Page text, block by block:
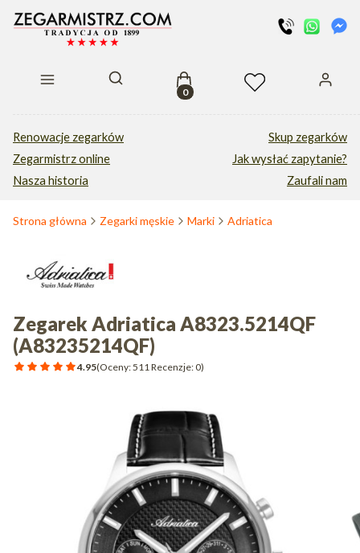
Otwórz wyszukiwarkęProdukty w koszyku: 0. Zobacz
Renowacje zegarków
Zegarmistrz online
Nasza historia
Skup zegarków
Jak wysłać zapytanie?
Zaufali nam
Strona główna Zegarki męskie Marki Adriatica
Zegarek Adriatica A8323.5214QF
(A83235214QF)
4.95(Oceny: 511 Recenzje: 0)